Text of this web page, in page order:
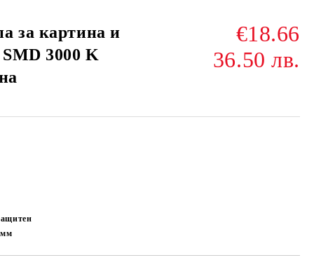
за картина и
3000 K
€18.66
36.50 лв.
мм